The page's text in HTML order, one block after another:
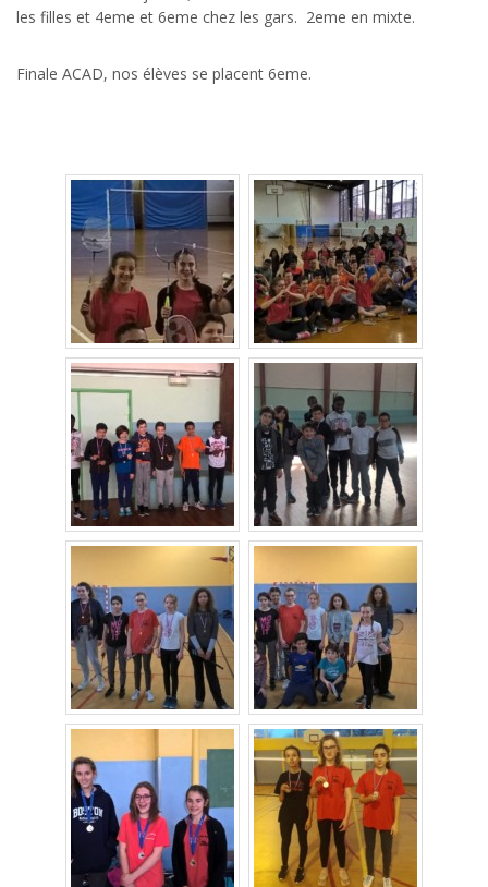
les filles et 4eme et 6eme chez les gars. 2eme en mixte.
Finale ACAD, nos élèves se placent 6eme.